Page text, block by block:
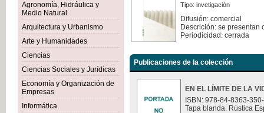
Agronomía, Hidráulica y
Medio Natural
Arquitectura y Urbanismo
Arte y Humanidades
Ciencias
Ciencias Sociales y Jurídicas
Economía y Organización de
Empresas
Informática
Tipo: invetigación
Difusión: comercial
Descrición: se presentan
Periodicidad: cerrada
Publicaciones de la colección
EN EL LÍMITE DE LA
ISBN: 978-84-8363-
Tapa blanda. Rústica